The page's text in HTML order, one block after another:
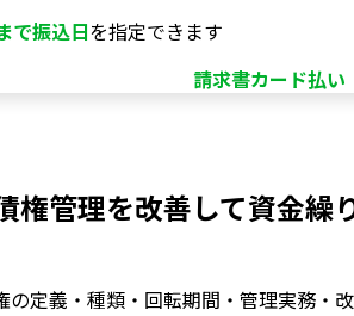
で振込日を指定できます
請求書カード払い
権管理を改善して資金繰
の定義・種類・回転期間・管理実務・